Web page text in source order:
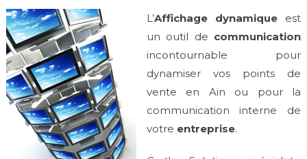
L’Affichage dynamique est
un outil de communication
incontournable pour
dynamiser vos points de
vente en Ain ou pour la
communication interne de
votre entreprise.